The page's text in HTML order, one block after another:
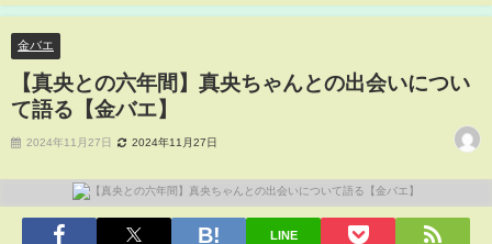
バエ】
金バエ
【真央との六年間】真央ちゃんとの出会いについ
て語る【金バエ】
2024年11月27日 2024年11月27日
LINE